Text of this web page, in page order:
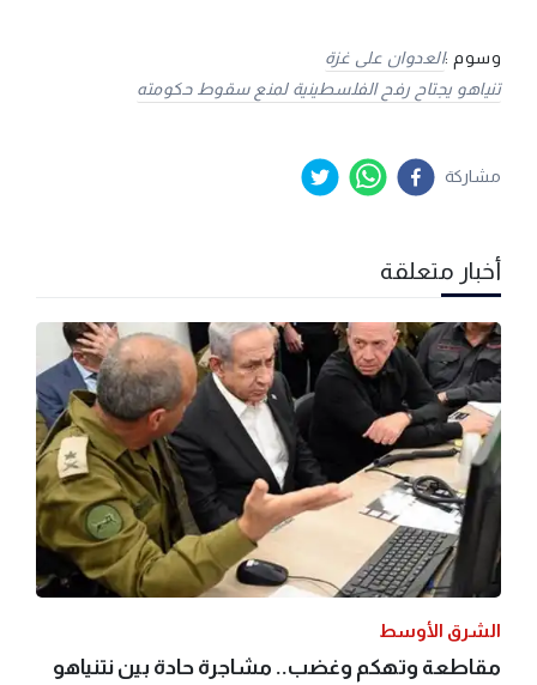
وسوم :العدوان على غزة
تنياهو يجتاح رفح الفلسطينية لمنع سقوط حكومته
مشاركة
أخبار متعلقة
الشرق الأوسط
مقاطعة وتهكم وغضب.. مشاجرة حادة بين نتنياهو